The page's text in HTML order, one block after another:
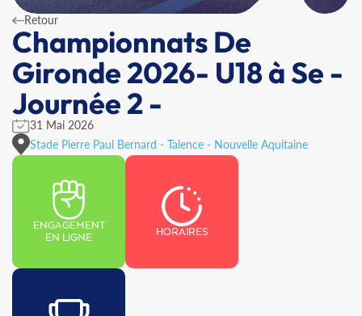
Retour
Championnats De
Gironde 2026- U18 à Se -
Journée 2 -
31 Mai 2026
Stade Pierre Paul Bernard - Talence - Nouvelle Aquitaine
ENGAGEMENT
EN LIGNE
HORAIRES